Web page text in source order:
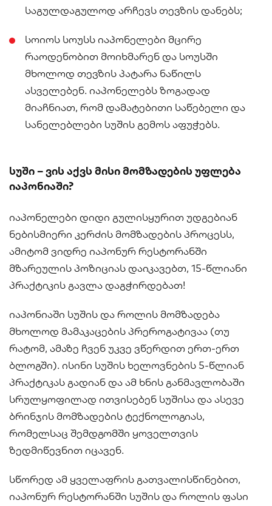
საგულდაგულოდ არჩევს თევზის დანებს;
სოიოს სოუსს იაპონელები მცირე
რაოდენობით მოიხმარენ და სოუსში
მხოლოდ თევზის პატარა ნაწილს
ასველებენ. იაპონელებს ზოგადად
მიაჩნიათ, რომ დამატებითი საწებელი და
სანელებლები სუშის გემოს აფუჭებს.
სუში – ვის აქვს მისი მომზადების უფლება
იაპონიაში?
იაპონელები დიდი გულისყურით უდგებიან
ნებისმიერი კერძის მომზადების პროცესს,
ამიტომ ვიდრე იაპონურ რესტორანში
მზარეულის პოზიციას დაიკავებთ, 15-წლიანი
პრაქტიკის გავლა დაგჭირდებათ!
იაპონიაში სუშის და როლის მომზადება
მხოლოდ მამაკაცების პრეროგატივაა (თუ
რატომ, ამაზე ჩვენ უკვე ვწერდით ერთ-ერთ
ბლოგში). ისინი სუშის ხელოვნების 5-წლიან
პრაქტიკას გადიან და ამ ხნის განმავლობაში
სრულყოფილად ითვისებენ სუშისა და ასევე
ბრინჯის მომზადების ტექნოლოგიას,
რომელსაც შემდგომში ყოველთვის
ზედმიწევნით იცავენ.
სწორედ ამ ყველაფრის გათვალისწინებით,
იაპონურ რესტორანში სუშის და როლის ფასი